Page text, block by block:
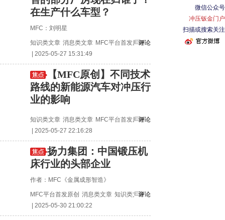
在生产什么车型？
MFC：刘明星
知识类文章 消息类文章 MFC平台首发原创
| 2025-05-27 15:31:49
评论
【MFC原创】不同技术
路线的新能源汽车对冲压行
业的影响
知识类文章 消息类文章 MFC平台首发原创
| 2025-05-27 22:16:28
评论
扬力集团：中国锻压机
床行业的头部企业
作者：MFC《金属成形智造》
MFC平台首发原创 消息类文章 知识类文章
| 2025-05-30 21:00:22
评论
微信公众号
冲压钣金门户
扫描或搜索关注